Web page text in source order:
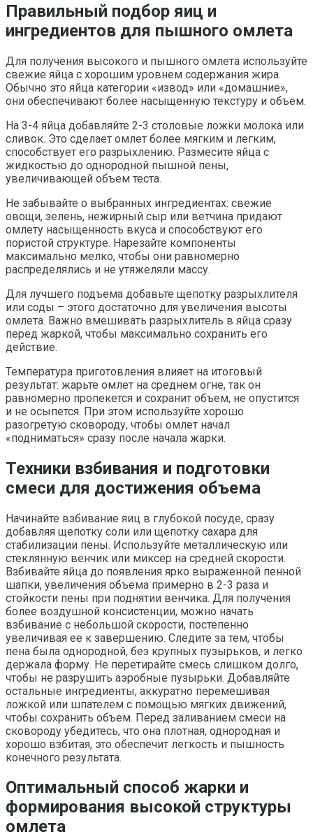
Правильный подбор яиц и
ингредиентов для пышного омлета
Для получения высокого и пышного омлета используйте
свежие яйца с хорошим уровнем содержания жира.
Обычно это яйца категории «извод» или «домашние»,
они обеспечивают более насыщенную текстуру и объем.
На 3-4 яйца добавляйте 2-3 столовые ложки молока или
сливок. Это сделает омлет более мягким и легким,
способствует его разрыхлению. Размесите яйца с
жидкостью до однородной пышной пены,
увеличивающей объем теста.
Не забывайте о выбранных ингредиентах: свежие
овощи, зелень, нежирный сыр или ветчина придают
омлету насыщенность вкуса и способствуют его
пористой структуре. Нарезайте компоненты
максимально мелко, чтобы они равномерно
распределялись и не утяжеляли массу.
Для лучшего подъема добавьте щепотку разрыхлителя
или соды – этого достаточно для увеличения высоты
омлета. Важно вмешивать разрыхлитель в яйца сразу
перед жаркой, чтобы максимально сохранить его
действие.
Температура приготовления влияет на итоговый
результат: жарьте омлет на среднем огне, так он
равномерно пропекется и сохранит объем, не опустится
и не осыпется. При этом используйте хорошо
разогретую сковороду, чтобы омлет начал
«подниматься» сразу после начала жарки.
Техники взбивания и подготовки
смеси для достижения объема
Начинайте взбивание яиц в глубокой посуде, сразу
добавляя щепотку соли или щепотку сахара для
стабилизации пены. Используйте металлическую или
стеклянную венчик или миксер на средней скорости.
Взбивайте яйца до появления ярко выраженной пенной
шапки, увеличения объема примерно в 2-3 раза и
стойкости пены при поднятии венчика. Для получения
более воздушной консистенции, можно начать
взбивание с небольшой скорости, постепенно
увеличивая ее к завершению. Следите за тем, чтобы
пена была однородной, без крупных пузырьков, и легко
держала форму. Не перетирайте смесь слишком долго,
чтобы не разрушить аэробные пузырьки. Добавляйте
остальные ингредиенты, аккуратно перемешивая
ложкой или шпателем с помощью мягких движений,
чтобы сохранить объем. Перед заливанием смеси на
сковороду убедитесь, что она плотная, однородная и
хорошо взбитая, это обеспечит легкость и пышность
конечного результата.
Оптимальный способ жарки и
формирования высокой структуры
омлета